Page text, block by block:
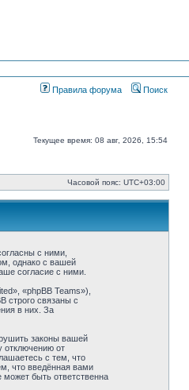
Правила форума Поиск
Текущее время: 08 авг, 2026, 15:54
Часовой пояс: UTC+03:00
с ними,
однако с вашей
согласие с ними.
«phpBB Teams»),
строго связаны с
в них. За
законы вашей
отключению от
с тем, что
что введённая вами
быть ответственна